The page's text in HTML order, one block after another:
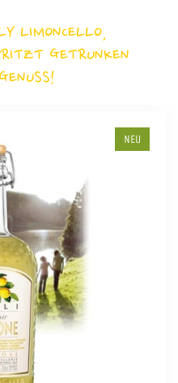
LIMONCELLO,
GETRUNKEN
NEU